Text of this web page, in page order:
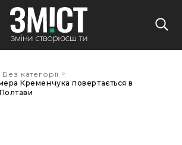
Без категорії >
Кременчука повертається в